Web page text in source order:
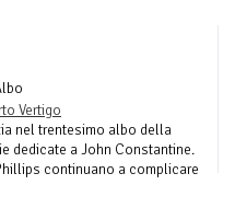
Vertigo
nel trentesimo albo della
dedicate a John Constantine.
continuano a complicare